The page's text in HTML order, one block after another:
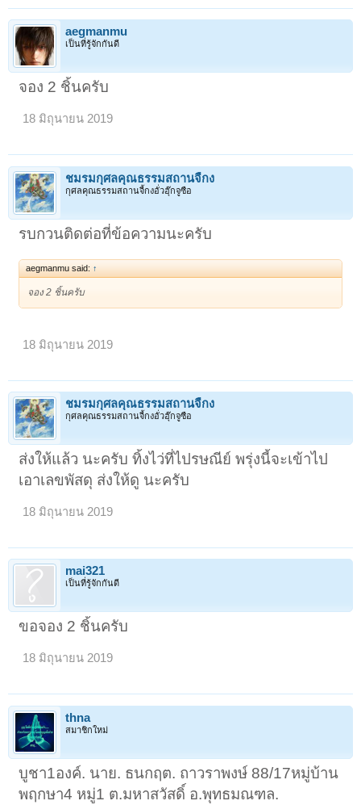
aegmanmu
เป็นที่รู้จักกันดี
จอง 2 ชิ้นครับ
18 มิถุนายน 2019
ชมรมกุศลคุณธรรมสถานจี้กง
กุศลคุณธรรมสถานจี้กงอั่วฮุ๊กจูซือ
รบกวนติดต่อที่ข้อความนะครับ
aegmanmu said: ↑
จอง 2 ชิ้นครับ
18 มิถุนายน 2019
ชมรมกุศลคุณธรรมสถานจี้กง
กุศลคุณธรรมสถานจี้กงอั่วฮุ๊กจูซือ
ส่งให้แล้ว นะครับ ทิ้งไว่ที่ไปรษณีย์ พรุ่งนี้จะเข้าไป
เอาเลขพัสดุ ส่งให้ดู นะครับ
18 มิถุนายน 2019
mai321
เป็นที่รู้จักกันดี
ขอจอง 2 ชิ้นครับ
18 มิถุนายน 2019
thna
สมาชิกใหม่
บูชา1องค์. นาย. ธนกฤต. ถาวราพงษ์ 88/17หมู่บ้าน
พฤกษา4 หมู่1 ต.มหาสวัสดิ์ อ.พุทธมณฑล.
1 2 3 ถัดไป >